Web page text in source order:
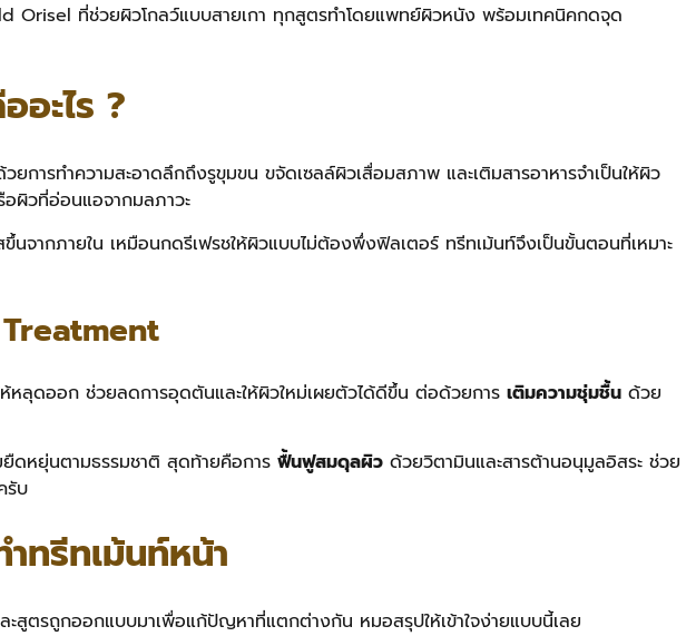
Orisel ที่ช่วยผิวโกลว์แบบสายเกา ทุกสูตรทำโดยแพทย์ผิวหนัง พร้อมเทคนิคกดจุด
อะไร ?
ารทำความสะอาดลึกถึงรูขุมขน ขจัดเซลล์ผิวเสื่อมสภาพ และเติมสารอาหารจำเป็นให้ผิว
ผิวที่อ่อนแอจากมลภาวะ
นจากภายใน เหมือนกดรีเฟรชให้ผิวแบบไม่ต้องพึ่งฟิลเตอร์ ทรีทเม้นท์จึงเป็นขั้นตอนที่เหมาะ
หลุดออก ช่วยลดการอุดตันและให้ผิวใหม่เผยตัวได้ดีขึ้น ต่อด้วยการ เติมความชุ่มชื้น ด้วย
ยืดหยุ่นตามธรรมชาติ สุดท้ายคือการ ฟื้นฟูสมดุลผิว ด้วยวิตามินและสารต้านอนุมูลอิสระ ช่วย
รับ
ทรีทเม้นท์หน้า
ะสูตรถูกออกแบบมาเพื่อแก้ปัญหาที่แตกต่างกัน หมอสรุปให้เข้าใจง่ายแบบนี้เลย